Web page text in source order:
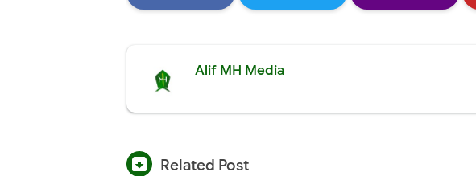
Alif MH Media
 Related Post